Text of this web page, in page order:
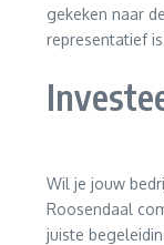
gekeken naar
representatief
Wil je jouw
Roosendaal
juiste